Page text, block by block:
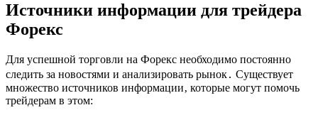
Источники информации для трейдера
Форекс
Для успешной торговли на Форекс необходимо постоянно
следить за новостями и анализировать рынок․ Существует
множество источников информации‚ которые могут помочь
трейдерам в этом: